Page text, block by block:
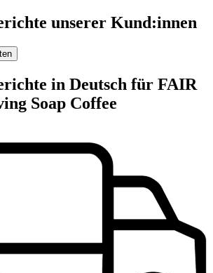
unserer Kund:innen
in Deutsch für FAIR
Soap Coffee